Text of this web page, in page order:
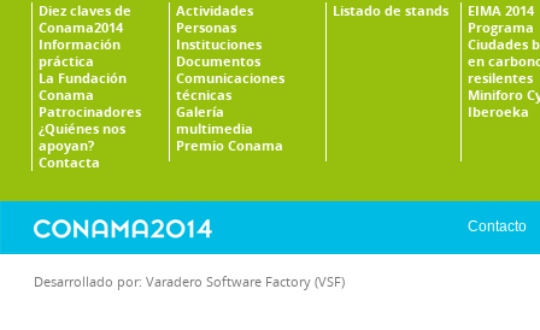
Diez claves de
Conama2014
Información
práctica
La Fundación
Conama
Patrocinadores
¿Quiénes nos
apoyan?
Contacta
Actividades
Personas
Instituciones
Documentos
Comunicaciones
técnicas
Galería
multimedia
Premio Conama
Listado de stands
EIMA 2014
Programa
Ciudades
en
resilentes
Miniforo
Iberoeka
Contacto
Desarrollado por: Varadero Software Factory (VSF)